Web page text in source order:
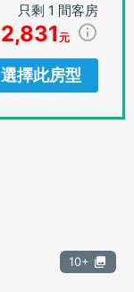
只剩 1 間客房
2,831 元
選擇此房型
10+